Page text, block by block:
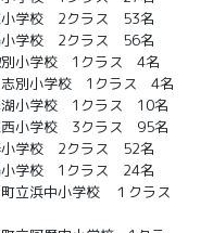
学校 2クラス 53名
学校 2クラス 56名
小学校 1クラス 4名
別小学校 1クラス 4名
小学校 1クラス 10名
小学校 3クラス 95名
学校 2クラス 52名
学校 1クラス 24名
立浜中小学校 １クラス